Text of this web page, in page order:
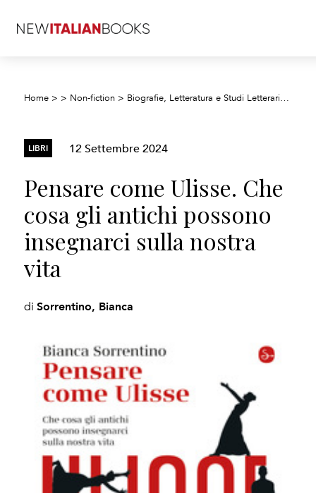
Home > > Non-fiction > Biografie, Letteratura e Studi Letterari>
LIBRI 12 Settembre 2024
Pensare come Ulisse. Che
cosa gli antichi possono
insegnarci sulla nostra
vita
diSorrentino, Bianca